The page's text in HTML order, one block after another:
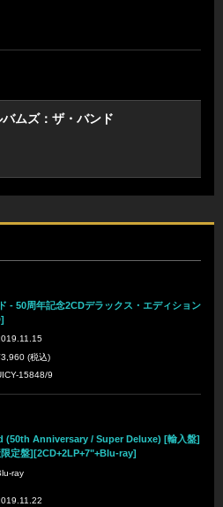
ムズ：ザ・バンド
- 50周年記念2CDデラックス・エディション
(税込)
15848/9
(50th Anniversary / Super Deluxe) [輸入盤]
限定盤][2CD+2LP+7"+Blu-ray]
ray